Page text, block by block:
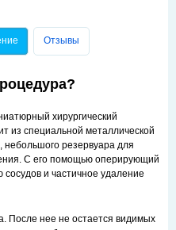
(активная вкладка)
Отзывы
хирургический
из специальной металлической
небольшого резервуара для
С его помощью оперирующий
и частичное удаление
После нее не остается видимых